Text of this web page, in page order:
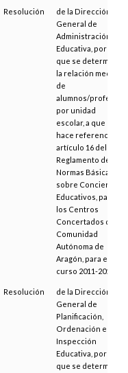
Resolución
de la Dirección
General de
Administración
Educativa, por la
que se determina
la relación media
de
alumnos/profesor
por unidad
escolar, a que
hace referencia el
artículo 16 del
Reglamento de
Normas Básicas
sobre Conciertos
Educativos, para
los Centros
Concertados de la
Comunidad
Autónoma de
Aragón, para el
curso 2011-2012
Resolución
de la Dirección
General de
Planificación,
Ordenación e
Inspección
Educativa, por la
que se determina